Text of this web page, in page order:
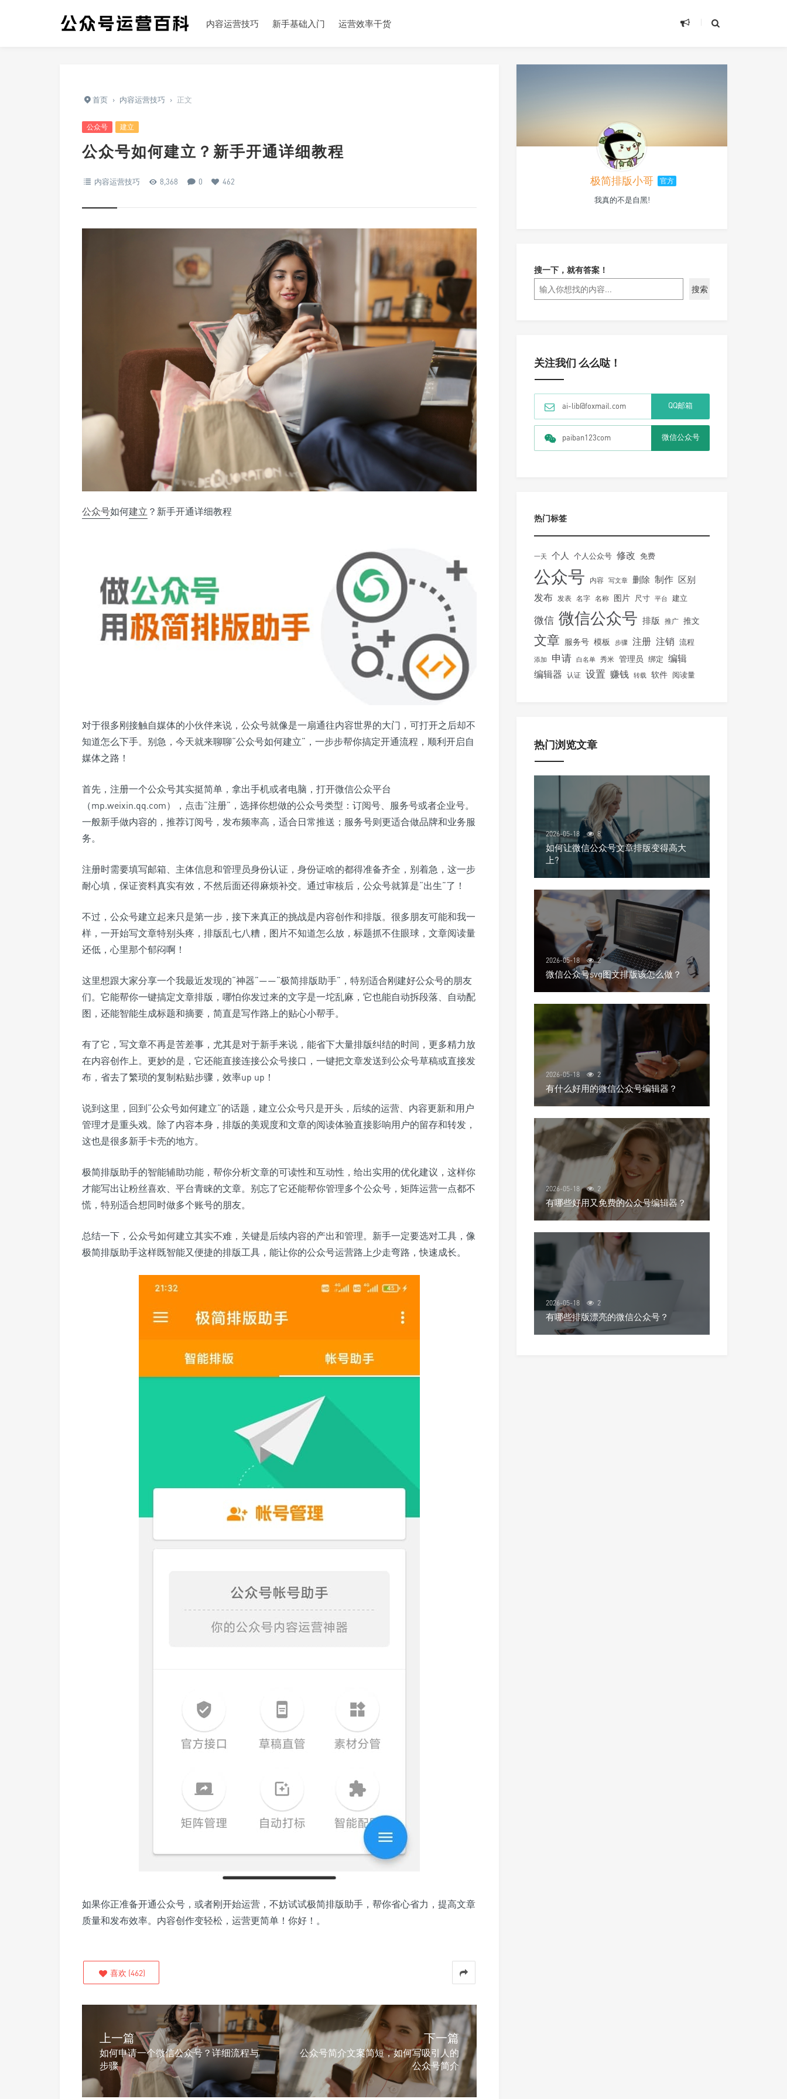
内容运营技巧 新手基础入门 运营效率干货
首页 › 内容运营技巧 › 正文
公众号 建立
公众号如何建立？新手开通详细教程
内容运营技巧 8,368 0 462
公众号如何建立 ？新手开通详细教程
对于很多刚接触自媒体的小伙伴来说，公众号就像是一扇通往内容世界的大门，可打开之后却不
知道怎么下手。别急，今天就来聊聊“公众号如何建立”，一步步帮你搞定开通流程，顺利开启自
媒体之路！
首先，注册一个公众号其实挺简单，拿出手机或者电脑，打开微信公众平台
（mp.weixin.qq.com），点击“注册”，选择你想做的公众号类型：订阅号、服务号或者企业号。
一般新手做内容的，推荐订阅号，发布频率高，适合日常推送；服务号则更适合做品牌和业务服
务。
注册时需要填写邮箱、主体信息和管理员身份认证，身份证啥的都得准备齐全，别着急，这一步
耐心填，保证资料真实有效，不然后面还得麻烦补交。通过审核后，公众号就算是“出生”了！
不过，公众号建立起来只是第一步，接下来真正的挑战是内容创作和排版。很多朋友可能和我一
样，一开始写文章特别头疼，排版乱七八糟，图片不知道怎么放，标题抓不住眼球，文章阅读量
还低，心里那个郁闷啊！
这里想跟大家分享一个我最近发现的“神器”——“极简排版助手”，特别适合刚建好公众号的朋友
们。它能帮你一键搞定文章排版，哪怕你发过来的文字是一坨乱麻，它也能自动拆段落、自动配
图，还能智能生成标题和摘要，简直是写作路上的贴心小帮手。
有了它，写文章不再是苦差事，尤其是对于新手来说，能省下大量排版纠结的时间，更多精力放
在内容创作上。更妙的是，它还能直接连接公众号接口，一键把文章发送到公众号草稿或直接发
布，省去了繁琐的复制粘贴步骤，效率up up！
说到这里，回到“公众号如何建立”的话题，建立公众号只是开头，后续的运营、内容更新和用户
管理才是重头戏。除了内容本身，排版的美观度和文章的阅读体验直接影响用户的留存和转发，
这也是很多新手卡壳的地方。
极简排版助手的智能辅助功能，帮你分析文章的可读性和互动性，给出实用的优化建议，这样你
才能写出让粉丝喜欢、平台青睐的文章。别忘了它还能帮你管理多个公众号，矩阵运营一点都不
慌，特别适合想同时做多个账号的朋友。
总结一下，公众号如何建立其实不难，关键是后续内容的产出和管理。新手一定要选对工具，像
极简排版助手这样既智能又便捷的排版工具，能让你的公众号运营路上少走弯路，快速成长。
如果你正准备开通公众号，或者刚开始运营，不妨试试极简排版助手，帮你省心省力，提高文章
质量和发布效率。内容创作变轻松，运营更简单！你好！。
喜欢 (462)
上一篇
如何申请一个微信公众号？详细流程与
步骤
下一篇
公众号简介文案简短，如何写吸引人的
公众号简介
极简排版小哥 官方
我真的不是自黑!
搜一下，就有答案！
搜索
关注我们 么么哒！
ai-lib@foxmail.com QQ邮箱
paiban123com 微信公众号
热门标签
一天 个人 个人公众号 修改 免费
公众号 内容 写文章 删除 制作 区别
发布 发表 名字 名称 图片 尺寸 平台 建立
微信 微信公众号 排版 推广 推文
文章 服务号 模板 步骤 注册 注销 流程
添加 申请 白名单 秀米 管理员 绑定 编辑
编辑器
认证 设置 赚钱 转载 软件 阅读量
热门浏览文章
2026-05-18 8
如何让微信公众号文章排版变得高大
上?
2026-05-18 2
微信公众号svg图文排版该怎么做？
2026-05-18 2
有什么好用的微信公众号编辑器？
2026-05-18 2
有哪些好用又免费的公众号编辑器？
2026-05-18 2
有哪些排版漂亮的微信公众号？